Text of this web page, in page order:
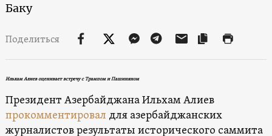
Баку
Поделиться
Ильхам Алиев оценивает встречу с Трампом и Пашиняном
Президент Азербайджана Ильхам Алиев
прокомментировал для азербайджанских
журналистов результаты исторического саммита